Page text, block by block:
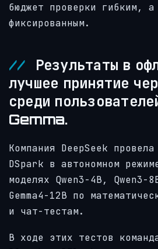
бюджет проверки гибким, а
фиксированным.
Результаты в
лучшее принятие
среди
Gemma.
Компания DeepSeek
DSpark в автономном
моделях Qwen3-4B, Qwen3-
Gemma4-12B по
и чат-тестам.
В ходе этих тестов